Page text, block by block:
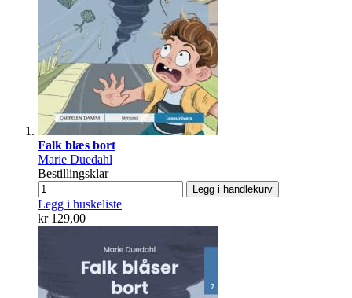
Falk blæs bort
Marie Duedahl
Bestillingsklar
Legg i handlekurv
Legg i huskeliste
kr 129,00